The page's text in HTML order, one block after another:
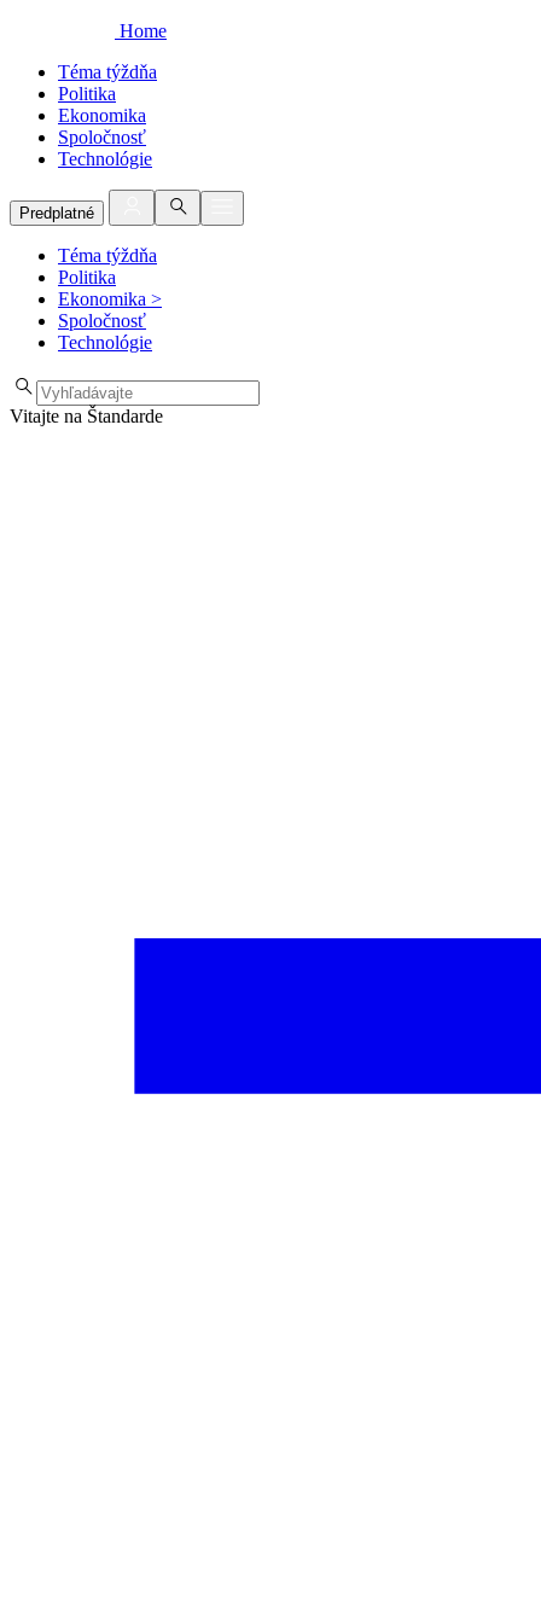
Home
Téma týždňa
Politika
Ekonomika
Spoločnosť
Technológie
Predplatné
Téma týždňa
Politika
Ekonomika >
Spoločnosť
Technológie
Vitajte na Štandarde